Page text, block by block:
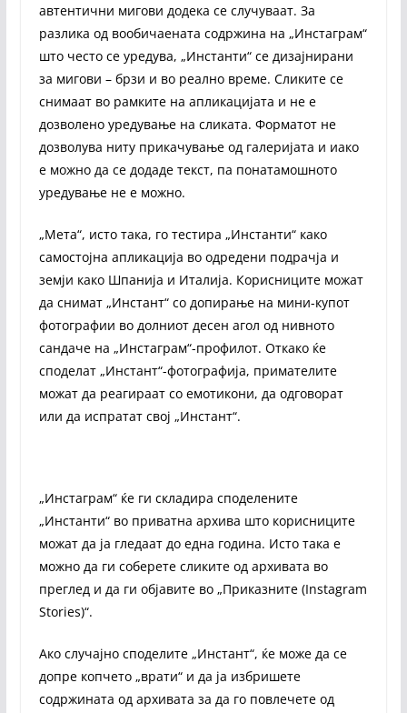
автентични мигови додека се случуваат. За
разлика од вообичаената содржина на „Инстаграм“
што често се уредува, „Инстанти“ се дизајнирани
за мигови – брзи и во реално време. Сликите се
снимаат во рамките на апликацијата и не е
дозволено уредување на сликата. Форматот не
дозволува ниту прикачување од галеријата и иако
е можно да се додаде текст, па понатамошното
уредување не е можно.
„Мета“, исто така, го тестира „Инстанти“ како
самостојна апликација во одредени подрачја и
земји како Шпанија и Италија. Корисниците можат
да снимат „Инстант“ со допирање на мини-купот
фотографии во долниот десен агол од нивното
сандаче на „Инстаграм“-профилот. Откако ќе
споделат „Инстант“-фотографија, примателите
можат да реагираат со емотикони, да одговорат
или да испратат свој „Инстант“.
„Инстаграм“ ќе ги складира споделените
„Инстанти“ во приватна архива што корисниците
можат да ја гледаат до една година. Исто така е
можно да ги соберете сликите од архивата во
преглед и да ги објавите во „Приказните (Instagram
Stories)“.
Ако случајно споделите „Инстант“, ќе може да се
допре копчето „врати“ и да ја избришете
содржината од архивата за да го повлечете од